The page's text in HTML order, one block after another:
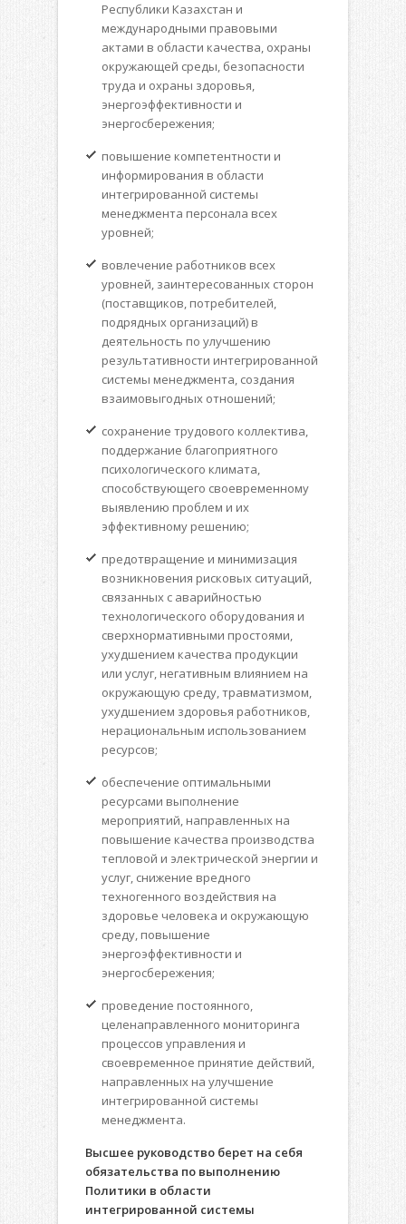
Республики Казахстан и
международными правовыми
актами в области качества, охраны
окружающей среды, безопасности
труда и охраны здоровья,
энергоэффективности и
энергосбережения;
повышение компетентности и
информирования в области
интегрированной системы
менеджмента персонала всех
уровней;
вовлечение работников всех
уровней, заинтересованных сторон
(поставщиков, потребителей,
подрядных организаций) в
деятельность по улучшению
результативности интегрированной
системы менеджмента, создания
взаимовыгодных отношений;
сохранение трудового коллектива,
поддержание благоприятного
психологического климата,
способствующего своевременному
выявлению проблем и их
эффективному решению;
предотвращение и минимизация
возникновения рисковых ситуаций,
связанных с аварийностью
технологического оборудования и
сверхнормативными простоями,
ухудшением качества продукции
или услуг, негативным влиянием на
окружающую среду, травматизмом,
ухудшением здоровья работников,
нерациональным использованием
ресурсов;
обеспечение оптимальными
ресурсами выполнение
мероприятий, направленных на
повышение качества производства
тепловой и электрической энергии и
услуг, снижение вредного
техногенного воздействия на
здоровье человека и окружающую
среду, повышение
энергоэффективности и
энергосбережения;
проведение постоянного,
целенаправленного мониторинга
процессов управления и
своевременное принятие действий,
направленных на улучшение
интегрированной системы
менеджмента.
Высшее руководство берет на себя
обязательства по выполнению
Политики в области
интегрированной системы